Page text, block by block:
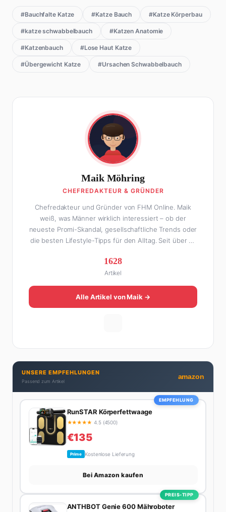
#Bauchfalte Katze #Katze Bauch #Katze Körperbau
#katze schwabbelbauch #Katzen Anatomie
#Katzenbauch #Lose Haut Katze
#Übergewicht Katze #Ursachen Schwabbelbauch
Maik Möhring
CHEFREDAKTEUR & GRÜNDER
Chefredakteur und Gründer von FHM Online. Maik
weiß, was Männer wirklich interessiert – ob der
neueste Promi-Skandal, gesellschaftliche Trends oder
die besten Lifestyle-Tipps für den Alltag. Seit über 10
Online zu einer der führenden Männer-Lifestyle-
Plattformen im deutschsprachigen Raum aufgebaut.
Sein Weg dahin war alles andere als geradlinig: Die
eine Hälfte seines Lebens stand er in der
Gastronomie – mit allem, was dazugehört. Die andere
seine Artikel aus: direkt, unterhaltsam und immer nah
dran. Wenn Maik nicht gerade den heißesten Tratsch
aus der Promi-Welt aufspürt oder die besten
Lifestyle-Empfehlungen zusammenstellt, findet man
ihn beim Wandern in den Schweizer Alpen, am Grill
mit Freunden oder auf der Suche nach dem
perfekten Espresso. Sein Motto: Lieber einmal richtig
1628
Artikel
Alle Artikel von Maik →
UNSERE EMPFEHLUNGEN
Passend zum Artikel
amazon
EMPFEHLUNG
RunSTAR Körperfettwaage
★★★★★ 4.5 (4500)
€135
Prime Kostenlose Lieferung
Bei Amazon kaufen
PREIS-TIPP
ANTHBOT Genie 600 Mähroboter